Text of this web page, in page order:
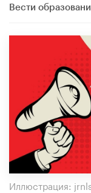
Вести
Иллюстрация: